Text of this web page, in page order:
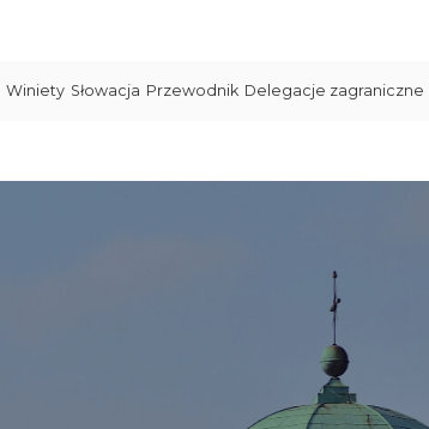
Winiety Słowacja Przewodnik Delegacje zagraniczne